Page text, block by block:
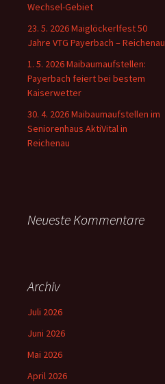
Wechsel-Gebiet
23. 5. 2026 Maiglöckerlfest 50
Jahre VTG Payerbach – Reichenau
1. 5. 2026 Maibaumaufstellen:
Payerbach feiert bei bestem
Kaiserwetter
30. 4. 2026 Maibaumaufstellen im
Seniorenhaus AktiVital in
Reichenau
Neueste Kommentare
Archiv
Juli 2026
Juni 2026
Mai 2026
April 2026